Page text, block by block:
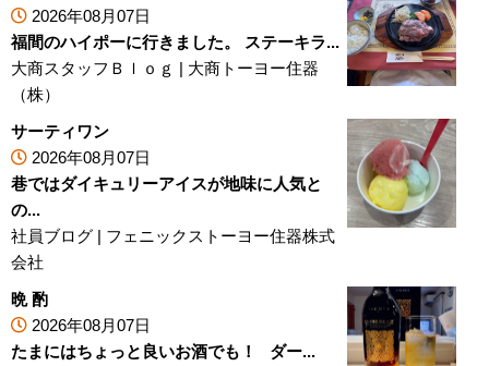
2026年08月07日
福間のハイポーに行きました。 ステーキラ...
大商スタッフＢｌｏｇ | 大商トーヨー住器
（株）
サーティワン
2026年08月07日
巷ではダイキュリーアイスが地味に人気と
の...
社員ブログ | フェニックストーヨー住器株式
会社
晩 酌
2026年08月07日
たまにはちょっと良いお酒でも！ ダー...